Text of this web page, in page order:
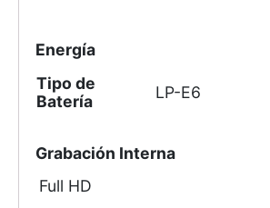
Energía
Tipo de
Batería
LP-E6
Grabación Interna
Full HD